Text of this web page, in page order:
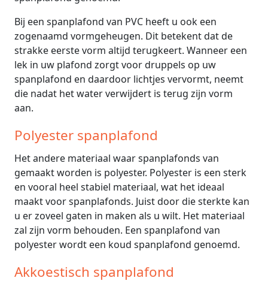
Bij een spanplafond van PVC heeft u ook een
zogenaamd vormgeheugen. Dit betekent dat de
strakke eerste vorm altijd terugkeert. Wanneer een
lek in uw plafond zorgt voor druppels op uw
spanplafond en daardoor lichtjes vervormt, neemt
die nadat het water verwijdert is terug zijn vorm
aan.
Polyester spanplafond
Het andere materiaal waar spanplafonds van
gemaakt worden is polyester. Polyester is een sterk
en vooral heel stabiel materiaal, wat het ideaal
maakt voor spanplafonds. Juist door die sterkte kan
u er zoveel gaten in maken als u wilt. Het materiaal
zal zijn vorm behouden. Een spanplafond van
polyester wordt een koud spanplafond genoemd.
Akkoestisch spanplafond